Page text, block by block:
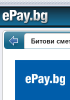
Битови